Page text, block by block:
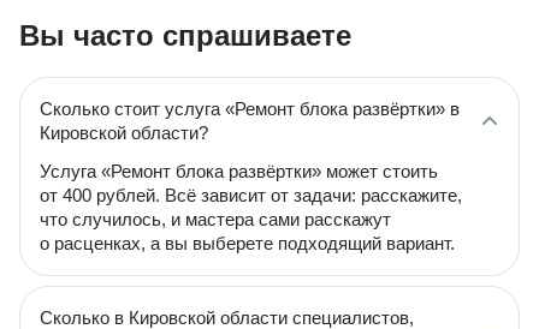
Вы часто спрашиваете
Сколько стоит услуга «Ремонт блока развёртки» в
Кировской области?
Услуга «Ремонт блока развёртки» может стоить
от 400 рублей. Всё зависит от задачи: расскажите,
что случилось, и мастера сами расскажут
о расценках, а вы выберете подходящий вариант.
Сколько в Кировской области специалистов,